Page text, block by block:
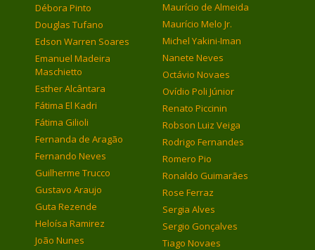
Débora Pinto
Douglas Tufano
Edson Warren Soares
Emanuel Madeira
Maschietto
Esther Alcântara
Fátima El Kadri
Fátima Gilioli
Fernanda de Aragão
Fernando Neves
Guilherme Trucco
Gustavo Araujo
Guta Rezende
Heloísa Ramirez
João Nunes
Maurício de Almeida
Maurício Melo Jr.
Michel Yakini-Iman
Nanete Neves
Octávio Novaes
Ovídio Poli Júnior
Renato Piccinin
Robson Luiz Veiga
Rodrigo Fernandes
Romero Pio
Ronaldo Guimarães
Rose Ferraz
Sergia Alves
Sergio Gonçalves
Tiago Novaes